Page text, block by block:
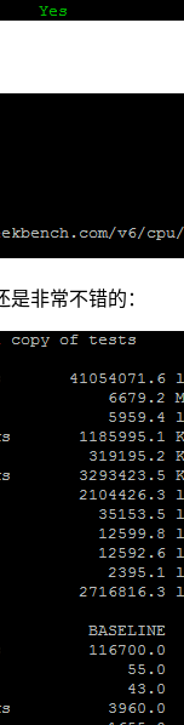
非常不错的：